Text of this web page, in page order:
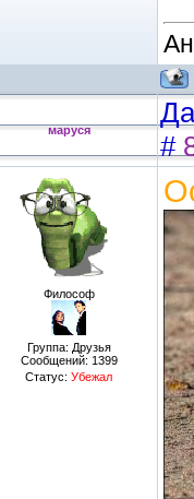
маруся
#
Философ
Группа: Друзья
Сообщений: 1399
Статус: Убежал